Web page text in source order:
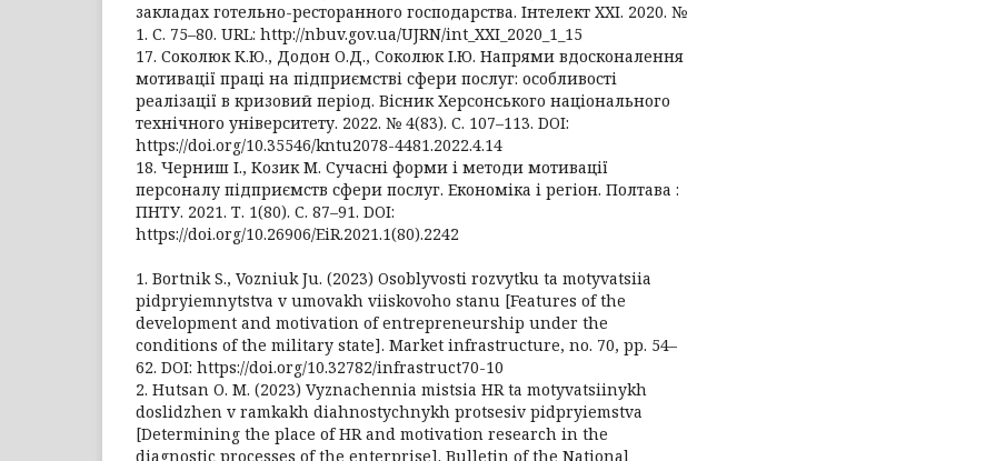
закладах готельно-ресторанного господарства. Інтелект XXI. 2020. №
1. С. 75–80. URL: http://nbuv.gov.ua/UJRN/int_XXI_2020_1_15
17. Соколюк К.Ю., Додон О.Д., Соколюк І.Ю. Напрями вдосконалення
мотивації праці на підприємстві сфери послуг: особливості
реалізації в кризовий період. Вісник Херсонського національного
технічного університету. 2022. № 4(83). С. 107–113. DOI:
https://doi.org/10.35546/kntu2078-4481.2022.4.14
18. Черниш І., Козик М. Сучасні форми і методи мотивації
персоналу підприємств сфери послуг. Економіка і регіон. Полтава :
ПНТУ. 2021. Т. 1(80). С. 87–91. DOI:
https://doi.org/10.26906/EiR.2021.1(80).2242
1. Bortnik S., Vozniuk Ju. (2023) Osoblyvosti rozvytku ta motyvatsiia
pidpryiemnytstva v umovakh viiskovoho stanu [Features of the
development and motivation of entrepreneurship under the
conditions of the military state]. Market infrastructure, no. 70, pp. 54–
62. DOI: https://doi.org/10.32782/infrastruct70-10
2. Hutsan O. M. (2023) Vyznachennia mistsia HR ta motyvatsiinykh
doslidzhen v ramkakh diahnostychnykh protsesiv pidpryiemstva
[Determining the place of HR and motivation research in the
diagnostic processes of the enterprise]. Bulletin of the National